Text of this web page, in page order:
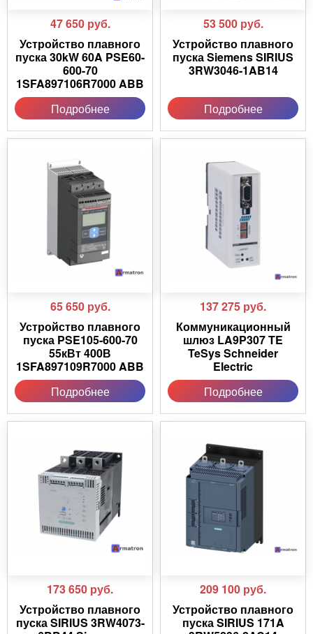
47 650 руб.
Устройство плавного
пуска 30kW 60A PSE60-
600-70
1SFA897106R7000 ABB
Подробнее
53 500 руб.
Устройство плавного
пуска Siemens SIRIUS
3RW3046-1AB14
Подробнее
65 650 руб.
Устройство плавного
пуска PSE105-600-70
55кВт 400В
1SFA897109R7000 ABB
Подробнее
137 275 руб.
Коммуникационный
шлюз LA9P307 TE
TeSys Schneider
Electric
Подробнее
173 650 руб.
Устройство плавного
пуска SIRIUS 3RW4073-
209 100 руб.
Устройство плавного
пуска SIRIUS 171A